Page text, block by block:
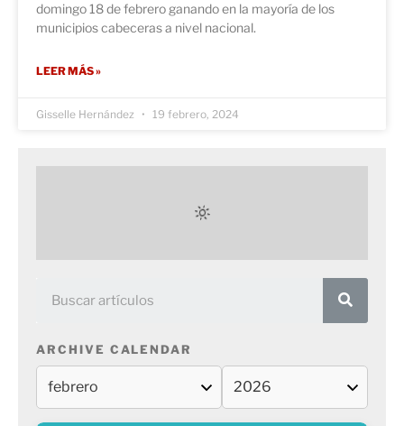
domingo 18 de febrero ganando en la mayoría de los
municipios cabeceras a nivel nacional.
LEER MÁS »
Gisselle Hernández 19 febrero, 2024
ARCHIVE CALENDAR